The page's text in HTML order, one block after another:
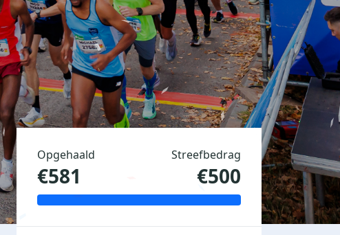
Opgehaald
€581
Streefbedrag
€500